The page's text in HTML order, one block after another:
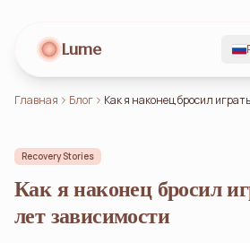
Lume
Главная Блог Как я наконец бросил
Recovery Stories
Как я наконец бросил
лет зависимости